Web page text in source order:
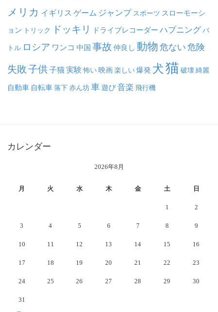
メリカ イギリス ゲーム ジャンプ スポーツ スローモーシ
ョン トリック ドッキリ ドライブレコーダー ハプニング バ
トル ロシア ワンコ 中国 事故 仲良し 動物 危ない 危険
失敗子供子猫実験 怖い 映画楽しい爆発 犬猫 破壊綺麗
自動車 自転車落下赤ん坊車遊び音楽 飛行機
カレンダー
2026年8月
月 火 水 木 金 土 日
1 2
3 4 5 6 7 8 9
10 11 12 13 14 15 16
17 18 19 20 21 22 23
24 25 26 27 28 29 30
31